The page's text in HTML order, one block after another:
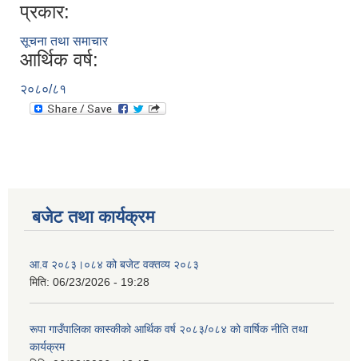
प्रकार:
सूचना तथा समाचार
आर्थिक वर्ष:
२०८०/८१
बजेट तथा कार्यक्रम
आ.व २०८३।०८४ को बजेट वक्तव्य २०८३
मिति: 06/23/2026 - 19:28
रूपा गाउँपालिका कास्कीको आर्थिक वर्ष २०८३/०८४ को वार्षिक नीति तथा
कार्यक्रम